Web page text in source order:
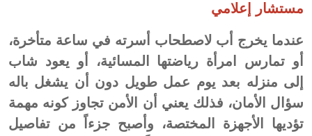
مستشار إعلامي
عندما يخرج أب لاصطحاب أسرته في ساعة متأخرة،
أو تمارس امرأة رياضتها المسائية، أو يعود شاب
إلى منزله بعد يوم عمل طويل دون أن يشغل باله
سؤال الأمان، فذلك يعني أن الأمن تجاوز كونه مهمة
تؤديها الأجهزة المختصة، وأصبح جزءاً من تفاصيل